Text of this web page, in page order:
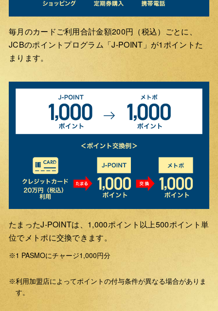
毎月のカードご利用合計金額200円（税込）ごとに、
JCBのポイントプログラム「J-POINT」が1ポイントた
まります。
たまったJ-POINTは、1,000ポイント以上500ポイント単
位でメトポに交換できます。
※1 PASMOにチャージ1,000円分
※利用加盟店によってポイントの付与条件が異なる場合がありま
す。